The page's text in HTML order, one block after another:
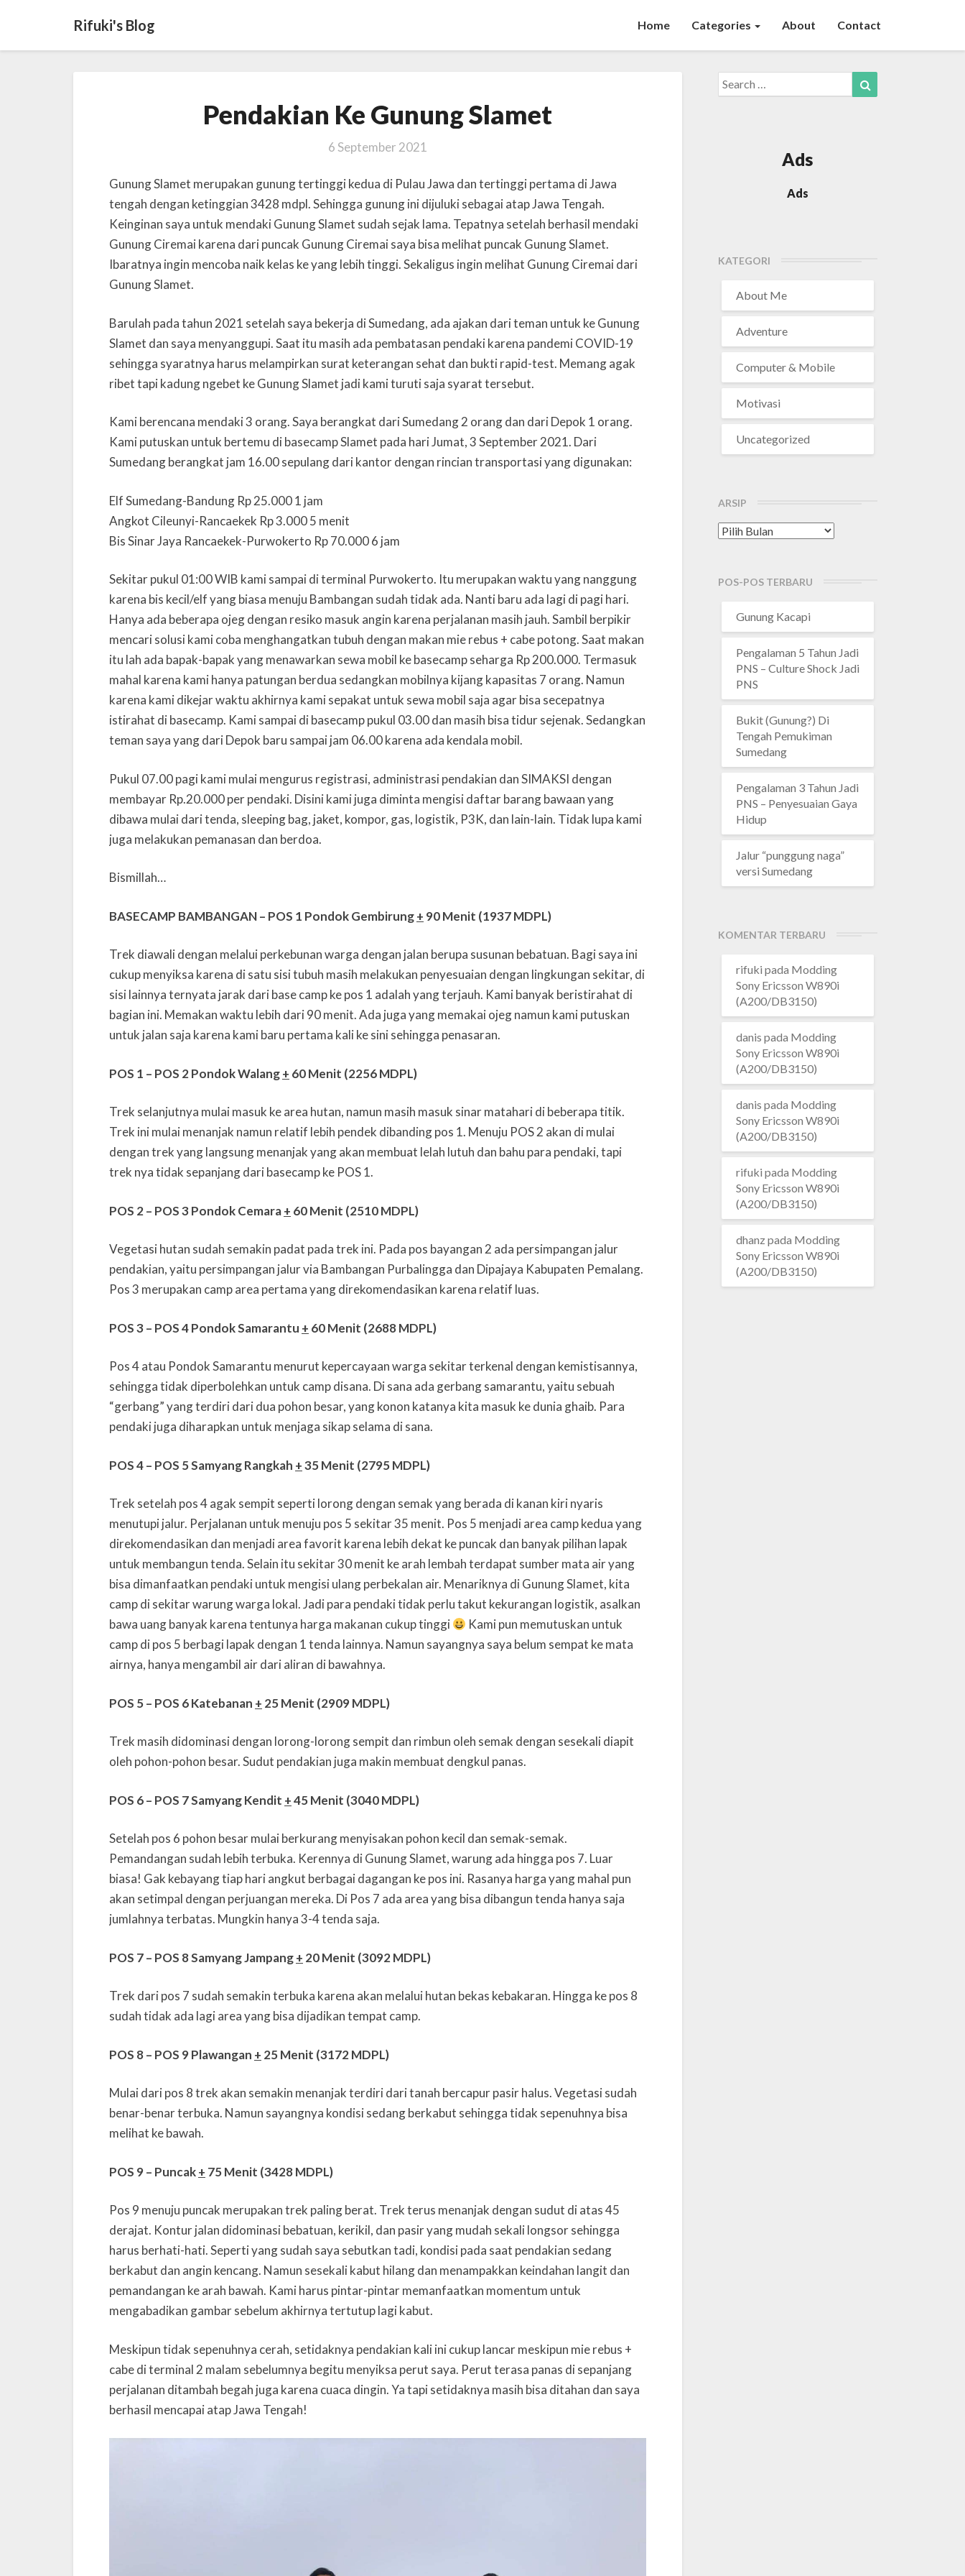
Rifuki's Blog Home Categories About Contact
Ke
Slamet
Pendakian Ke Gunung Slamet
6 September 2021
Gunung Slamet merupakan gunung tertinggi kedua di Pulau Jawa dan tertinggi pertama di Jawa
tengah dengan ketinggian 3428 mdpl. Sehingga gunung ini dijuluki sebagai atap Jawa Tengah.
Keinginan saya untuk mendaki Gunung Slamet sudah sejak lama. Tepatnya setelah berhasil mendaki
Gunung Ciremai karena dari puncak Gunung Ciremai saya bisa melihat puncak Gunung Slamet.
Ibaratnya ingin mencoba naik kelas ke yang lebih tinggi. Sekaligus ingin melihat Gunung Ciremai dari
Gunung Slamet.
Barulah pada tahun 2021 setelah saya bekerja di Sumedang, ada ajakan dari teman untuk ke Gunung
Slamet dan saya menyanggupi. Saat itu masih ada pembatasan pendaki karena pandemi COVID-19
sehingga syaratnya harus melampirkan surat keterangan sehat dan bukti rapid-test. Memang agak
ribet tapi kadung ngebet ke Gunung Slamet jadi kami turuti saja syarat tersebut.
Kami berencana mendaki 3 orang. Saya berangkat dari Sumedang 2 orang dan dari Depok 1 orang.
Kami putuskan untuk bertemu di basecamp Slamet pada hari Jumat, 3 September 2021. Dari
Sumedang berangkat jam 16.00 sepulang dari kantor dengan rincian transportasi yang digunakan:
Elf Sumedang-Bandung Rp 25.000 1 jam
Angkot Cileunyi-Rancaekek Rp 3.000 5 menit
Bis Sinar Jaya Rancaekek-Purwokerto Rp 70.000 6 jam
Sekitar pukul 01:00 WIB kami sampai di terminal Purwokerto. Itu merupakan waktu yang nanggung
karena bis kecil/elf yang biasa menuju Bambangan sudah tidak ada. Nanti baru ada lagi di pagi hari.
Hanya ada beberapa ojeg dengan resiko masuk angin karena perjalanan masih jauh. Sambil berpikir
mencari solusi kami coba menghangatkan tubuh dengan makan mie rebus + cabe potong. Saat makan
itu lah ada bapak-bapak yang menawarkan sewa mobil ke basecamp seharga Rp 200.000. Termasuk
mahal karena kami hanya patungan berdua sedangkan mobilnya kijang kapasitas 7 orang. Namun
karena kami dikejar waktu akhirnya kami sepakat untuk sewa mobil saja agar bisa secepatnya
istirahat di basecamp. Kami sampai di basecamp pukul 03.00 dan masih bisa tidur sejenak. Sedangkan
teman saya yang dari Depok baru sampai jam 06.00 karena ada kendala mobil.
Pukul 07.00 pagi kami mulai mengurus registrasi, administrasi pendakian dan SIMAKSI dengan
membayar Rp.20.000 per pendaki. Disini kami juga diminta mengisi daftar barang bawaan yang
dibawa mulai dari tenda, sleeping bag, jaket, kompor, gas, logistik, P3K, dan lain-lain. Tidak lupa kami
juga melakukan pemanasan dan berdoa.
Bismillah…
BASECAMP BAMBANGAN – POS 1 Pondok Gembirung+ 90 Menit (1937 MDPL)
Trek diawali dengan melalui perkebunan warga dengan jalan berupa susunan bebatuan. Bagi saya ini
cukup menyiksa karena di satu sisi tubuh masih melakukan penyesuaian dengan lingkungan sekitar, di
sisi lainnya ternyata jarak dari base camp ke pos 1 adalah yang terjauh. Kami banyak beristirahat di
bagian ini. Memakan waktu lebih dari 90 menit. Ada juga yang memakai ojeg namun kami putuskan
untuk jalan saja karena kami baru pertama kali ke sini sehingga penasaran.
POS 1 – POS 2 Pondok Walang+ 60 Menit (2256 MDPL)
Trek selanjutnya mulai masuk ke area hutan, namun masih masuk sinar matahari di beberapa titik.
Trek ini mulai menanjak namun relatif lebih pendek dibanding pos 1. Menuju POS 2 akan di mulai
dengan trek yang langsung menanjak yang akan membuat lelah lutuh dan bahu para pendaki, tapi
trek nya tidak sepanjang dari basecamp ke POS 1.
POS 2 – POS 3 Pondok Cemara+ 60 Menit (2510 MDPL)
Vegetasi hutan sudah semakin padat pada trek ini. Pada pos bayangan 2 ada persimpangan jalur
pendakian, yaitu persimpangan jalur via Bambangan Purbalingga dan Dipajaya Kabupaten Pemalang.
Pos 3 merupakan camp area pertama yang direkomendasikan karena relatif luas.
POS 3 – POS 4 Pondok Samarantu + 60 Menit (2688 MDPL)
Pos 4 atau Pondok Samarantu menurut kepercayaan warga sekitar terkenal dengan kemistisannya,
sehingga tidak diperbolehkan untuk camp disana. Di sana ada gerbang samarantu, yaitu sebuah
“gerbang” yang terdiri dari dua pohon besar, yang konon katanya kita masuk ke dunia ghaib. Para
pendaki juga diharapkan untuk menjaga sikap selama di sana.
POS 4 – POS 5 Samyang Rangkah +35 Menit (2795 MDPL)
Trek setelah pos 4 agak sempit seperti lorong dengan semak yang berada di kanan kiri nyaris
menutupi jalur. Perjalanan untuk menuju pos 5 sekitar 35 menit. Pos 5 menjadi area camp kedua yang
direkomendasikan dan menjadi area favorit karena lebih dekat ke puncak dan banyak pilihan lapak
untuk membangun tenda. Selain itu sekitar 30 menit ke arah lembah terdapat sumber mata air yang
bisa dimanfaatkan pendaki untuk mengisi ulang perbekalan air. Menariknya di Gunung Slamet, kita
camp di sekitar warung warga lokal. Jadi para pendaki tidak perlu takut kekurangan logistik, asalkan
bawa uang banyak karena tentunya harga makanan cukup tinggi
Kami pun memutuskan untuk
camp di pos 5 berbagi lapak dengan 1 tenda lainnya. Namun sayangnya saya belum sempat ke mata
airnya, hanya mengambil air dari aliran di bawahnya.
POS 5 – POS 6 Katebanan + 25 Menit (2909 MDPL)
Trek masih didominasi dengan lorong-lorong sempit dan rimbun oleh semak dengan sesekali diapit
oleh pohon-pohon besar. Sudut pendakian juga makin membuat dengkul panas.
POS 6 – POS 7 Samyang Kendit +45 Menit (3040 MDPL)
Setelah pos 6 pohon besar mulai berkurang menyisakan pohon kecil dan semak-semak.
Pemandangan sudah lebih terbuka. Kerennya di Gunung Slamet, warung ada hingga pos 7. Luar
biasa! Gak kebayang tiap hari angkut berbagai dagangan ke pos ini. Rasanya harga yang mahal pun
akan setimpal dengan perjuangan mereka. Di Pos 7 ada area yang bisa dibangun tenda hanya saja
jumlahnya terbatas. Mungkin hanya 3-4 tenda saja.
POS 7 – POS 8 Samyang Jampang+ 20 Menit (3092 MDPL)
Trek dari pos 7 sudah semakin terbuka karena akan melalui hutan bekas kebakaran. Hingga ke pos 8
sudah tidak ada lagi area yang bisa dijadikan tempat camp.
POS 8 – POS 9 Plawangan + 25 Menit (3172 MDPL)
Mulai dari pos 8 trek akan semakin menanjak terdiri dari tanah bercapur pasir halus. Vegetasi sudah
benar-benar terbuka. Namun sayangnya kondisi sedang berkabut sehingga tidak sepenuhnya bisa
melihat ke bawah.
POS 9 – Puncak+ 75 Menit (3428 MDPL)
Pos 9 menuju puncak merupakan trek paling berat. Trek terus menanjak dengan sudut di atas 45
derajat. Kontur jalan didominasi bebatuan, kerikil, dan pasir yang mudah sekali longsor sehingga
harus berhati-hati. Seperti yang sudah saya sebutkan tadi, kondisi pada saat pendakian sedang
berkabut dan angin kencang. Namun sesekali kabut hilang dan menampakkan keindahan langit dan
pemandangan ke arah bawah. Kami harus pintar-pintar memanfaatkan momentum untuk
mengabadikan gambar sebelum akhirnya tertutup lagi kabut.
Meskipun tidak sepenuhnya cerah, setidaknya pendakian kali ini cukup lancar meskipun mie rebus +
cabe di terminal 2 malam sebelumnya begitu menyiksa perut saya. Perut terasa panas di sepanjang
perjalanan ditambah begah juga karena cuaca dingin. Ya tapi setidaknya masih bisa ditahan dan saya
berhasil mencapai atap Jawa Tengah!
Search
for:
Ads
Ads
KATEGORI
About Me
Adventure
Computer & Mobile
Motivasi
Uncategorized
ARSIP
Arsip
POS-POS TERBARU
Gunung Kacapi
Pengalaman 5 Tahun Jadi
PNS – Culture Shock Jadi
PNS
Bukit (Gunung?) Di
Tengah Pemukiman
Sumedang
Pengalaman 3 Tahun Jadi
PNS – Penyesuaian Gaya
Hidup
Jalur “punggung naga”
versi Sumedang
KOMENTAR TERBARU
rifuki pada Modding
Sony Ericsson W890i
(A200/DB3150)
danis pada Modding
Sony Ericsson W890i
(A200/DB3150)
danis pada Modding
Sony Ericsson W890i
(A200/DB3150)
rifuki pada Modding
Sony Ericsson W890i
(A200/DB3150)
dhanz pada Modding
Sony Ericsson W890i
(A200/DB3150)